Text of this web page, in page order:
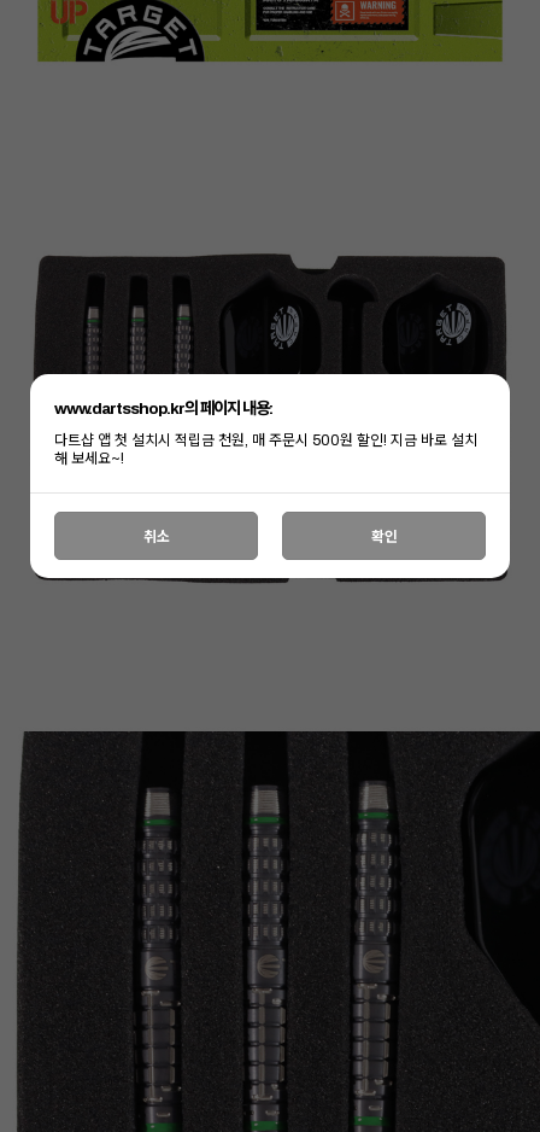
이코 라이프 하
www.dartsshop.kr의 페이지 내용:
다트샵 앱 첫 설치시 적립금 천원, 매 주문시 500원 할인! 지금 바로 설치
해 보세요~!
취소 확인